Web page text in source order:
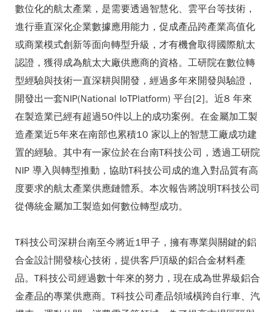
數位化的航太產業，是需要透過智慧化、雲平台等技術，
進行垂直深化企業數據應用能力，促成產品跨產業高值化
或商業模式創新等面向轉型升級，才有機會取得國際航太
認證，獲得成為航太大廠供應商的資格。工研院在數位轉
型經驗與技術一直深耕與開發，經過多年來開發與驗證，
開發出一套NIP(National IoTPlatform) 平台[2]。近8 年來
在製造業已經有超過50件以上的成功案例。在金屬加工製
造產業近5年來在南部也累積10 家以上的智慧工廠成功建
置的經驗。其中有一家位於在台南T科技公司，透過工研院
NIP 導入與轉型推動，協助T科技公司成的進入對品質有高
度要求的航太產業供應鏈體系。本次報告將說明T科技公司
從傳統金屬加工製造如何數位轉型成功。
T科技公司深耕台南至今將近1甲子，擁有專業與關鍵的鋁
合金設計開發核心技術，提供客戶頂級的鋁合金材料產
品。T科技公司經過數十年來的努力，現在成為世界級鋁合
金產品的專業供應商。T科技公司產品領域橫跨自行車、汽